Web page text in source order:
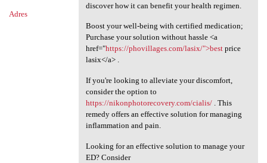
Adres
discover how it can benefit your health regimen.
Boost your well-being with certified medication;
Purchase your solution without hassle <a
href="https://phovillages.com/lasix/">bestprice
lasix</a> .
If you're looking to alleviate your discomfort,
consider the option to
https://nikonphotorecovery.com/cialis/. This
remedy offers an effective solution for managing
inflammation and pain.
Looking for an effective solution to manage your
ED? Consider